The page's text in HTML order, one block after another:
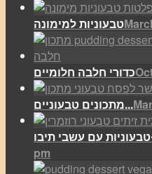
טבעוניות למימונה
כדורי חלבה חלומיים
מתכונים טבעוניים...
pm